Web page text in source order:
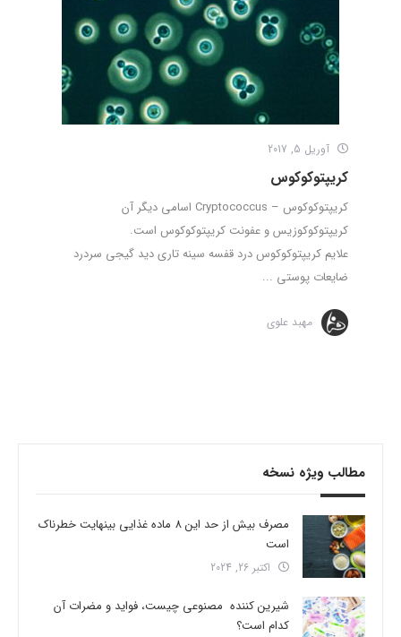
آوریل 5, 2017
کریپتوکوکوس
کریپتوکوکوس – Cryptococcus اسامی دیگر آن
کریپتوکوکوزیس و عفونت کریپتوکوکوس است.
علایم کریپتوکوکوس درد قفسه سینه تاری دید گیجی سردرد
ضایعات پوستی ...
مهبد علوی
مطالب ویژه نسخه
مصرف بیش از حد این 8 ماده غذایی بینهایت خطرناک
است
اکتبر 26, 2024
شیرین کننده مصنوعی چیست، فواید و مضرات آن
کدام است؟